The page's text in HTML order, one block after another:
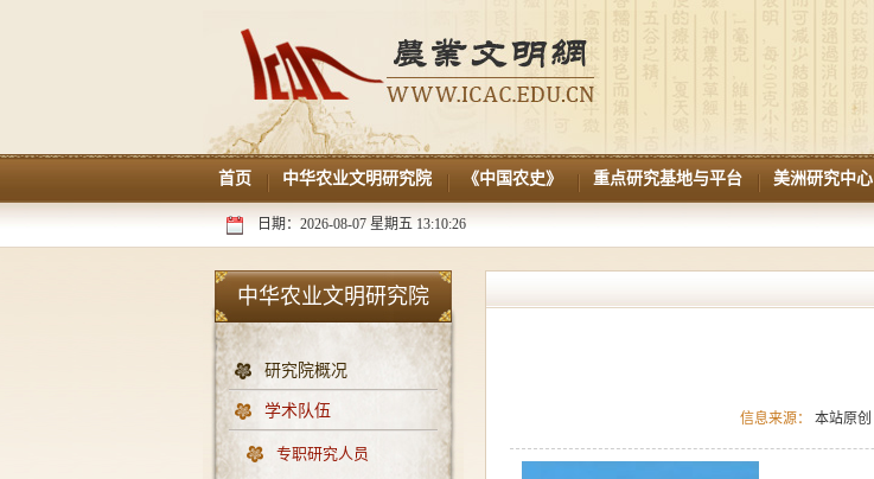
首页 中华农业文明研究院 《中国农史》 重点研究基地与平台 美洲研究中心
日期：2026-08-07 星期五 13:10:27
中华农业文明研究院
研究院概况
学术队伍
专职研究人员
信息来源： 本站原创